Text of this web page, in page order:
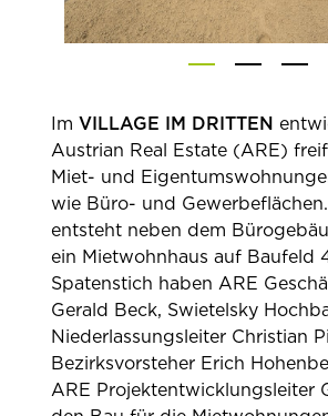
Im VILLAGE IM DRITTEN
Austrian Real Estate (ARE)
Miet- und
wie Büro- und
entsteht neben dem
ein Mietwohnhaus auf Baufeld
Spatenstich haben ARE
Gerald Beck, Swietelsky
Niederlassungsleiter Christian
Bezirksvorsteher Erich
ARE Projektentwicklungsleiter